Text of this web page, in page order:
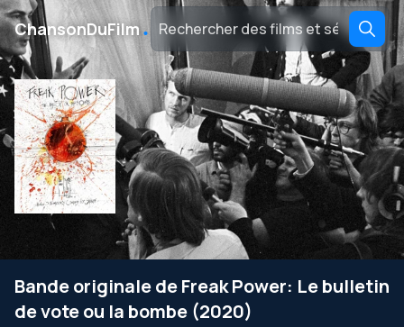
ChansonDuFilm․
Bande originale de Freak Power: Le bulletin
de vote ou la bombe (2020)